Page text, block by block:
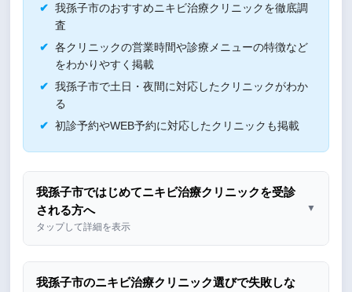
我孫子市のおすすめニキビ治療クリニックを徹底調
査
各クリニックの営業時間や診療メニューの特徴など
をわかりやすく掲載
我孫子市で土日・夜間に対応したクリニックがわか
る
初診予約やWEB予約に対応したクリニックも掲載
我孫子市ではじめてニキビ治療クリニックを受診
される方へ
タップして詳細を表示
▼
我孫子市のニキビ治療クリニック選びで失敗しな